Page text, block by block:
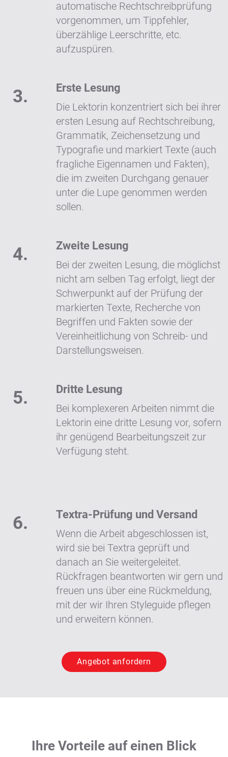
automatische Rechtschreibprüfung
vorgenommen, um Tippfehler,
überzählige Leerschritte, etc.
aufzuspüren.
Erste Lesung
Die Lektorin konzentriert sich bei ihrer
ersten Lesung auf Rechtschreibung,
Grammatik, Zeichensetzung und
Typografie und markiert Texte (auch
fragliche Eigennamen und Fakten),
die im zweiten Durchgang genauer
unter die Lupe genommen werden
sollen.
Zweite Lesung
Bei der zweiten Lesung, die möglichst
nicht am selben Tag erfolgt, liegt der
Schwerpunkt auf der Prüfung der
markierten Texte, Recherche von
Begriffen und Fakten sowie der
Vereinheitlichung von Schreib- und
Darstellungsweisen.
Dritte Lesung
Bei komplexeren Arbeiten nimmt die
Lektorin eine dritte Lesung vor, sofern
ihr genügend Bearbeitungszeit zur
Verfügung steht.
Textra-Prüfung und Versand
Wenn die Arbeit abgeschlossen ist,
wird sie bei Textra geprüft und
danach an Sie weitergeleitet.
Rückfragen beantworten wir gern und
freuen uns über eine Rückmeldung,
mit der wir Ihren Styleguide pflegen
und erweitern können.
Angebot anfordern
Ihre Vorteile auf einen Blick